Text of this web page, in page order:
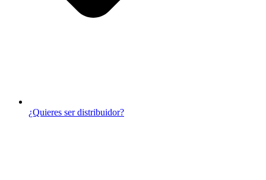
¿Quieres ser distribuidor?